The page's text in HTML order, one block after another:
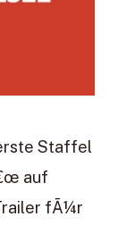
Staffel
auf
fÃ¼r